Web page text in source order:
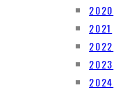
2020
2021
2022
2023
2024